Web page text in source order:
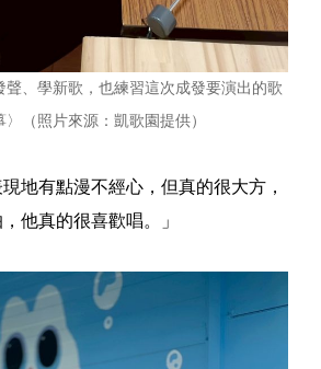
、學新歌，也練習這次成發要演出的歌
〉（照片來源：凱歌園提供）
現地有點漫不經心，但真的很大方，
他真的很喜歡唱。」